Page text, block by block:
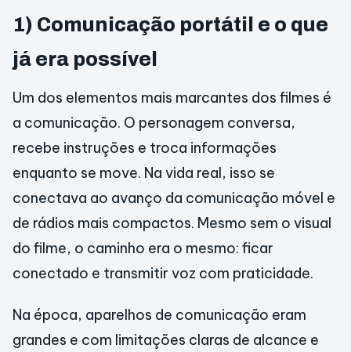
1) Comunicação portátil e o que
já era possível
Um dos elementos mais marcantes dos filmes é
a comunicação. O personagem conversa,
recebe instruções e troca informações
enquanto se move. Na vida real, isso se
conectava ao avanço da comunicação móvel e
de rádios mais compactos. Mesmo sem o visual
do filme, o caminho era o mesmo: ficar
conectado e transmitir voz com praticidade.
Na época, aparelhos de comunicação eram
grandes e com limitações claras de alcance e